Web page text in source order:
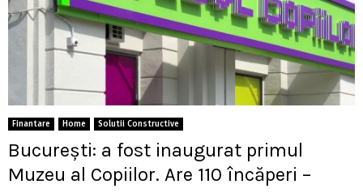
Finantare Home Solutii Constructive
București: a fost inaugurat primul
Muzeu al Copiilor. Are 110 încăperi –